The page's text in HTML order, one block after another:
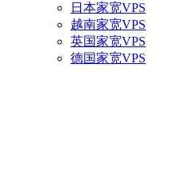
日本家宽VPS
越南家宽VPS
英国家宽VPS
德国家宽VPS